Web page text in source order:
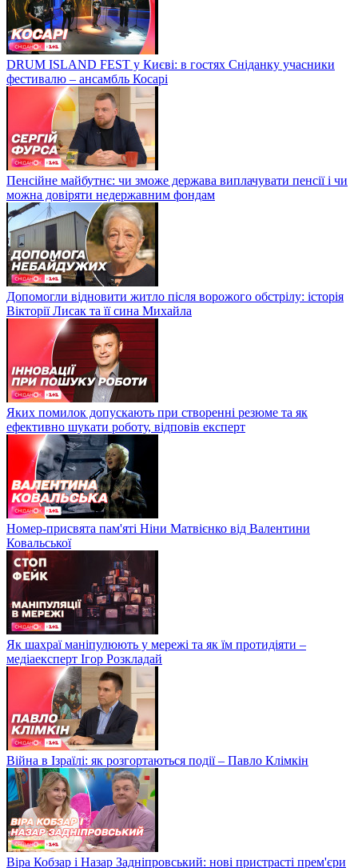
DRUM ISLAND FEST у Києві: в гостях Сніданку учасники
фестивалю – ансамбль Косарі
Пенсійне майбутнє: чи зможе держава виплачувати пенсії і чи
можна довіряти недержавним фондам
Допомогли відновити житло після ворожого обстрілу: історія
Вікторії Лисак та її сина Михайла
Яких помилок допускають при створенні резюме та як
ефективно шукати роботу, відповів експерт
Номер-присвята пам'яті Ніни Матвієнко від Валентини
Ковальської
Як шахраї маніпулюють у мережі та як їм протидіяти –
медіаексперт Ігор Розкладай
Війна в Ізраїлі: як розгортаються події – Павло Клімкін
Віра Кобзар і Назар Задніпровський: нові пристрасті прем'єри